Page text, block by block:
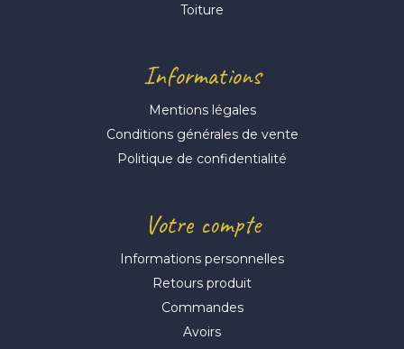
Votre compte
Informations personnelles
Retours produit
Commandes
Avoirs
Toiture
Informations
Mentions légales
Conditions générales de vente
Politique de confidentialité